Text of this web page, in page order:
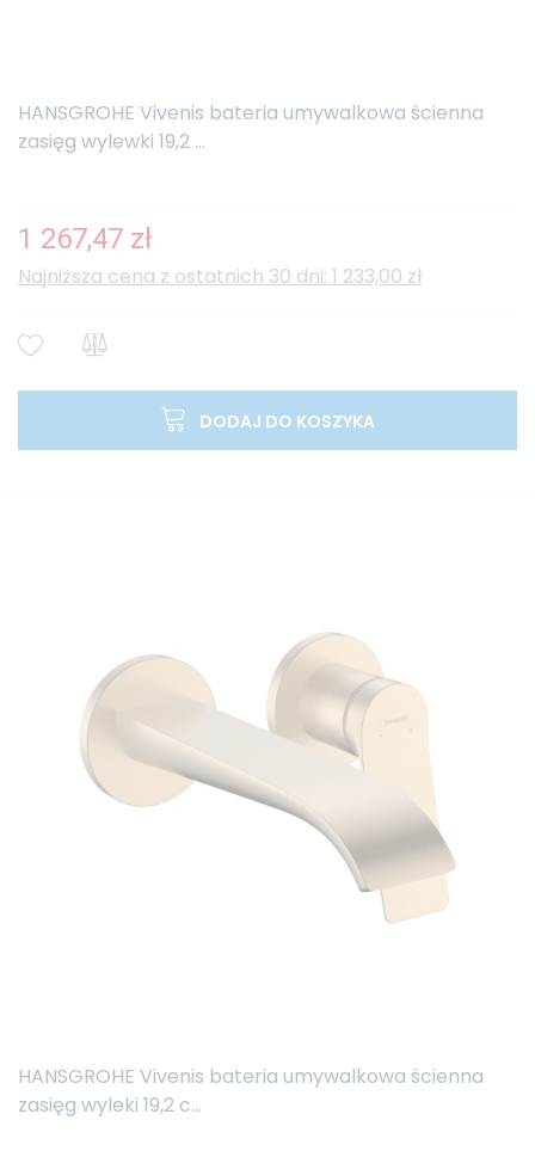
HANSGROHE Vivenis bateria umywalkowa ścienna
zasięg wylewki 19,2 ...
1 267,47 zł
Najniższa cena z ostatnich 30 dni: 1 233,00 zł
DODAJ DO KOSZYKA
HANSGROHE Vivenis bateria umywalkowa ścienna
zasięg wyleki 19,2 c...